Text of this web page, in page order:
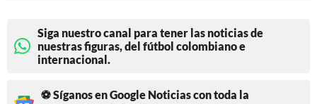
Siga nuestro canal para tener las noticias de
nuestras figuras, del fútbol colombiano e
internacional.
⚽ Síganos en Google Noticias con toda la